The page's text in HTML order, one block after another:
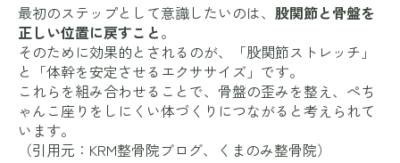
最初のステップとして意識したいのは、 股関節と骨盤を
正しい位置に戻すこと。
そのために効果的とされるのが、「股関節ストレッチ」
と「体幹を安定させるエクササイズ」です。
これらを組み合わせることで、骨盤の歪みを整え、ぺち
ゃんこ座りをしにくい体づくりにつながると考えられて
います。
（引用元： KRM整骨院ブログ、 くまのみ整骨院）